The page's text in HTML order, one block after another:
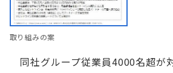
取り組みの案
同社グループ従業員4000名超が